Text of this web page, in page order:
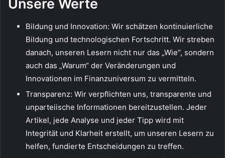
Unsere Werte
Bildung und Innovation: Wir schätzen kontinuierliche
Bildung und technologischen Fortschritt. Wir streben
danach, unseren Lesern nicht nur das „Wie“, sondern
auch das „Warum“ der Veränderungen und
Innovationen im Finanzuniversum zu vermitteln.
Transparenz: Wir verpflichten uns, transparente und
unparteiische Informationen bereitzustellen. Jeder
Artikel, jede Analyse und jeder Tipp wird mit
Integrität und Klarheit erstellt, um unseren Lesern zu
helfen, fundierte Entscheidungen zu treffen.